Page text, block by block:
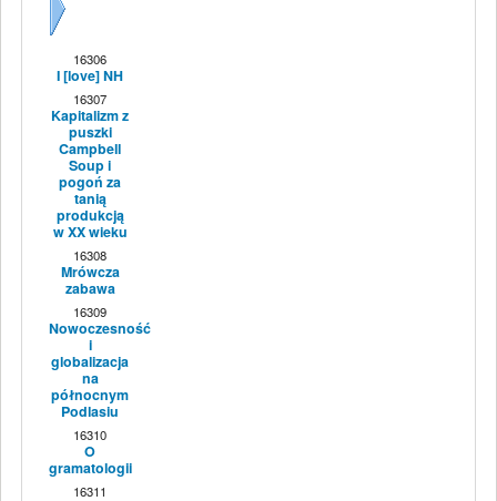
16306
I [love] NH
16307
Kapitalizm z
puszki
Campbell
Soup i
pogoń za
tanią
produkcją
w XX wieku
16308
Mrówcza
zabawa
16309
Nowoczesność
i
globalizacja
na
północnym
Podlasiu
16310
O
gramatologii
16311